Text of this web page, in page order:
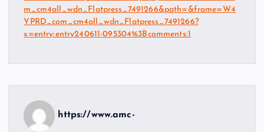
m_cm4all_wdn_Flatpress_7491266&path=&frame=W4
YPRD_com_cm4all_wdn_Flatpress_7491266?
x=entry:entry240611-095304%3Bcomments:1
https://www.amc-